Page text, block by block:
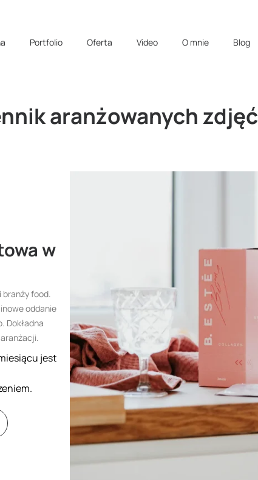
Portfolio Oferta Video O mnie Blog
aranżowanych zdjęć
w
food.
oddanie
Dokładna
jest